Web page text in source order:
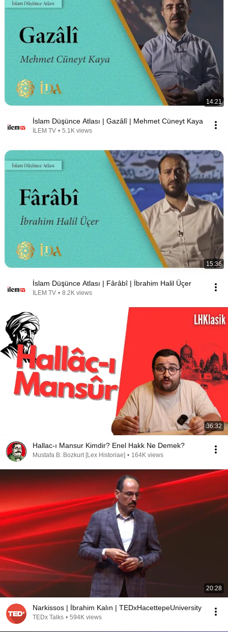
14:21
İslam Düşünce Atlası | Gazâlî | Mehmet Cüneyt Kaya
İLEM TV • 5.1K views
15:36
İslam Düşünce Atlası | Fârâbî | İbrahim Halil Üçer
İLEM TV • 8.2K views
36:32
Hallac-ı Mansur Kimdir? Enel Hakk Ne Demek?
Mustafa B. Bozkurt [Lex Historiae] • 164K views
20:28
Narkissos | İbrahim Kalın | TEDxHacettepeUniversity
TEDx Talks • 594K views